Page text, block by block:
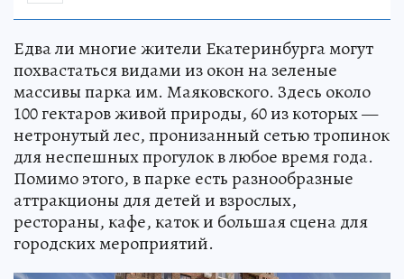
Едва ли многие жители Екатеринбурга могут
похвастаться видами из окон на зеленые
массивы парка им. Маяковского. Здесь около
100 гектаров живой природы, 60 из которых —
нетронутый лес, пронизанный сетью тропинок
для неспешных прогулок в любое время года.
Помимо этого, в парке есть разнообразные
аттракционы для детей и взрослых,
рестораны, кафе, каток и большая сцена для
городских мероприятий.